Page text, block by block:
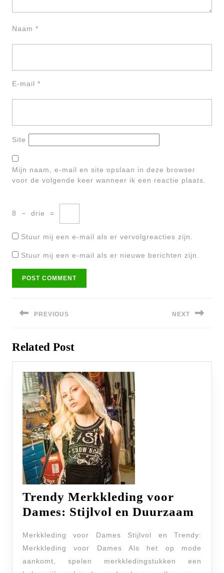
Naam *
E-mail *
Site
Mijn naam, e-mail en site opslaan in deze browser
voor de volgende keer wanneer ik een reactie plaats.
8 − drie =
Stuur mij een e-mail als er vervolgreacties zijn.
Stuur mij een e-mail als er nieuwe berichten zijn.
navigatie
PREVIOUS
post:
NEXT
Related Post
Trendy Merkkleding voor
Dames: Stijlvol en Duurzaam
voor
Merkkleding voor Dames Stijlvol en Trendy:
Merkkleding voor Dames Als het op mode
aankomt, spelen merkkledingstukken een